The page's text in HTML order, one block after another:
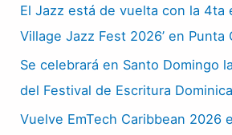
El Jazz está de vuelta con la 4ta
Village Jazz Fest 2026’ en Punta
Se celebrará en Santo Domingo
del Festival de Escritura
Vuelve EmTech Caribbean 2026